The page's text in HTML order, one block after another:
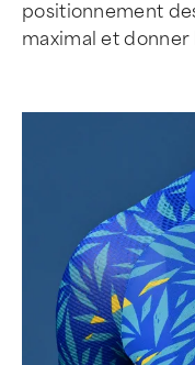
positionnement
maximal et